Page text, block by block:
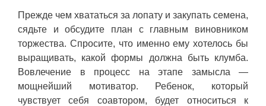
Прежде чем хвататься за лопату и закупать семена,
сядьте и обсудите план с главным виновником
торжества. Спросите, что именно ему хотелось бы
выращивать, какой формы должна быть клумба.
Вовлечение в процесс на этапе замысла —
мощнейший мотиватор. Ребенок, который
чувствует себя соавтором, будет относиться к